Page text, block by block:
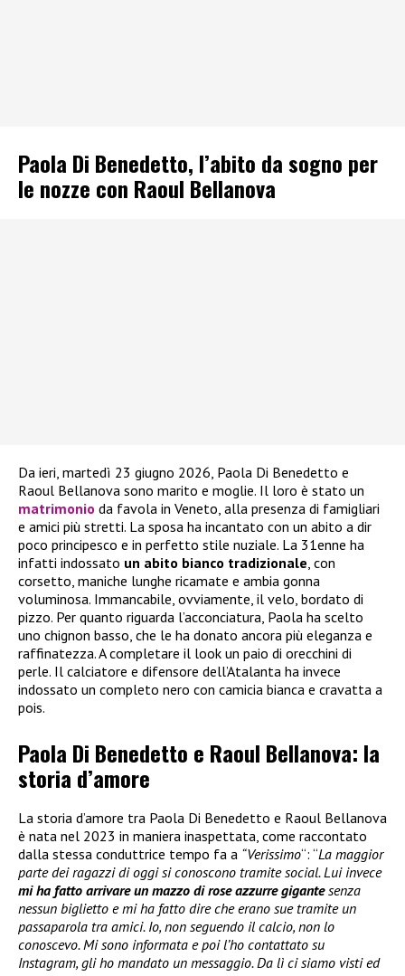
Paola Di Benedetto, l’abito da sogno per
le nozze con Raoul Bellanova
Da ieri, martedì 23 giugno 2026, Paola Di Benedetto e
Raoul Bellanova sono marito e moglie. Il loro è stato un
matrimonio da favola in Veneto, alla presenza di famigliari
e amici più stretti. La sposa ha incantato con un abito a dir
poco principesco e in perfetto stile nuziale. La 31enne ha
infatti indossato un abito bianco tradizionale, con
corsetto, maniche lunghe ricamate e ambia gonna
voluminosa. Immancabile, ovviamente, il velo, bordato di
pizzo. Per quanto riguarda l’acconciatura, Paola ha scelto
uno chignon basso, che le ha donato ancora più eleganza e
raffinatezza. A completare il look un paio di orecchini di
perle. Il calciatore e difensore dell’Atalanta ha invece
indossato un completo nero con camicia bianca e cravatta a
pois.
Paola Di Benedetto e Raoul Bellanova: la
storia d’amore
La storia d’amore tra Paola Di Benedetto e Raoul Bellanova
è nata nel 2023 in maniera inaspettata, come raccontato
dalla stessa conduttrice tempo fa a “Verissimo“: “La maggior
parte dei ragazzi di oggi si conoscono tramite social. Lui invece
mi ha fatto arrivare un mazzo di rose azzurre gigantesenza
nessun biglietto e mi ha fatto dire che erano sue tramite un
passaparola tra amici. Io, non seguendo il calcio, non lo
conoscevo. Mi sono informata e poi l’ho contattato su
Instagram, gli ho mandato un messaggio. Da lì ci siamo visti ed